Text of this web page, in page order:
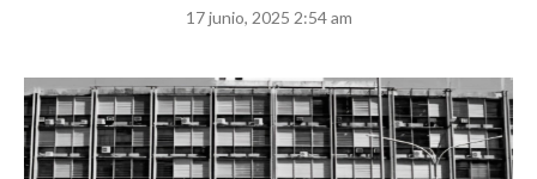
17 junio, 2025 2:54 am